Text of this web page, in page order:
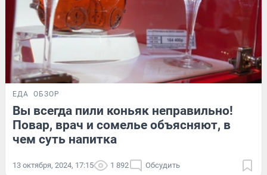
ЕДА ОБЗОР
Вы всегда пили коньяк неправильно!
Повар, врач и сомелье объясняют, в
чем суть напитка
13 октября, 2024, 17:15 1 892 Обсудить